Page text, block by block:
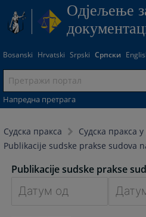
Одjељење
Bosanski Hrvatski Srpski Српски
Напредна претрага
Судска пракса
Судска пракса
Publikacije sudske prakse sudova
Publikacije sudske prakse